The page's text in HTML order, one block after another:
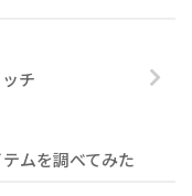
チ
ムを調べてみた